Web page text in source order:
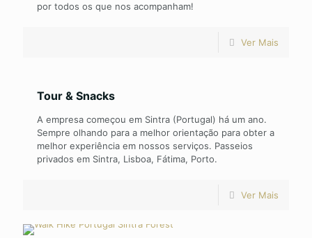
por todos os que nos acompanham!
Ver Mais
Tour & Snacks
A empresa começou em Sintra (Portugal) há um ano.
Sempre olhando para a melhor orientação para obter a
melhor experiência em nossos serviços. Passeios
privados em Sintra, Lisboa, Fátima, Porto.
Ver Mais